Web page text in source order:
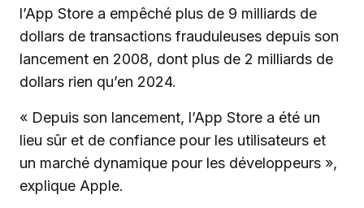
l’App Store a empêché plus de 9 milliards de
dollars de transactions frauduleuses depuis son
lancement en 2008, dont plus de 2 milliards de
dollars rien qu’en 2024.
« Depuis son lancement, l’App Store a été un
lieu sûr et de confiance pour les utilisateurs et
un marché dynamique pour les développeurs »,
explique Apple.